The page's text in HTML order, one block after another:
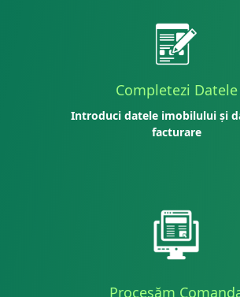
Completezi Datele
Introduci datele imobilului și
facturare
Procesăm